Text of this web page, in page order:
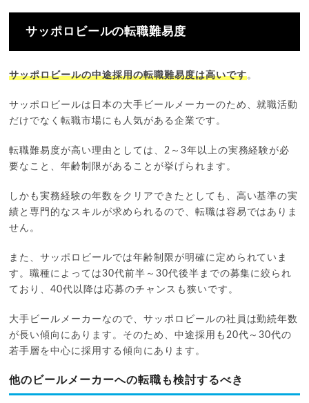
サッポロビールの転職難易度
サッポロビールの中途採用の転職難易度は高いです。
サッポロビールは日本の大手ビールメーカーのため、就職活動
だけでなく転職市場にも人気がある企業です。
転職難易度が高い理由としては、2～3年以上の実務経験が必
要なこと、年齢制限があることが挙げられます。
しかも実務経験の年数をクリアできたとしても、高い基準の実
績と専門的なスキルが求められるので、転職は容易ではありま
せん。
また、サッポロビールでは年齢制限が明確に定められていま
す。職種によっては30代前半～30代後半までの募集に絞られ
ており、40代以降は応募のチャンスも狭いです。
大手ビールメーカーなので、サッポロビールの社員は勤続年数
が長い傾向にあります。そのため、中途採用も20代～30代の
若手層を中心に採用する傾向にあります。
他のビールメーカーへの転職も検討するべき